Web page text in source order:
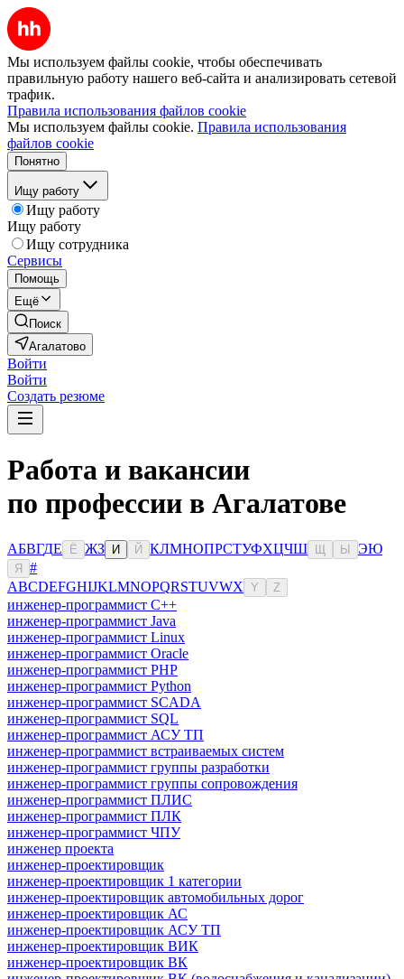
Мы используем файлы cookie, чтобы обеспечивать
правильную работу нашего веб-сайта и анализировать сетевой
трафик.
Правила использования файлов cookie
Мы используем файлы cookie. Правила использования
файлов cookie
Понятно
Ищу работу
Ищу работу
Ищу работу
Ищу сотрудника
Сервисы
Помощь
Ещё
Поиск
Агалатово
Войти
Войти
Создать резюме
Работа и вакансии
по профессии в Агалатове
АБВГДЕ Ё ЖЗ И Й КЛМНОПРСТУФХЦЧШ Ы ЭЮ
Я
#
ABCDEFGHIJKLMNOPQRSTUVWX Y Z
инженер-программист C++
инженер-программист Java
инженер-программист Linux
инженер-программист Oracle
инженер-программист PHP
инженер-программист Python
инженер-программист SCADA
инженер-программист SQL
инженер-программист АСУ ТП
инженер-программист встраиваемых систем
инженер-программист группы разработки
инженер-программист группы сопровождения
инженер-программист ПЛИС
инженер-программист ПЛК
инженер-программист ЧПУ
инженер проекта
инженер-проектировщик
инженер-проектировщик 1 категории
инженер-проектировщик автомобильных дорог
инженер-проектировщик АС
инженер-проектировщик АСУ ТП
инженер-проектировщик ВИК
инженер-проектировщик ВК